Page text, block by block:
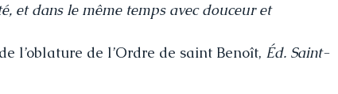
et dans le même temps avec douceur et
l’oblature de l’Ordre de saint Benoît, Éd. Saint-